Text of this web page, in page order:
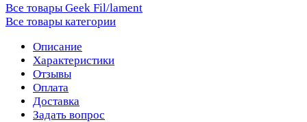
Все товары Geek Fil/lament
Все товары категории
Описание
Характеристики
Отзывы
Оплата
Доставка
Задать вопрос